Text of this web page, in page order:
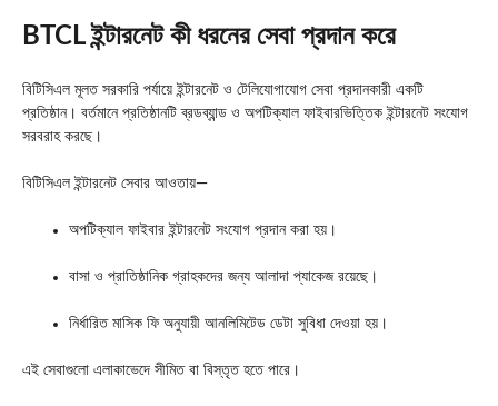
BTCL ইন্টারনেট কী ধরনের সেবা প্রদান করে
বিটিসিএল মূলত সরকারি পর্যায়ে ইন্টারনেট ও টেলিযোগাযোগ সেবা প্রদানকারী একটি
প্রতিষ্ঠান। বর্তমানে প্রতিষ্ঠানটি ব্রডব্যান্ড ও অপটিক্যাল ফাইবারভিত্তিক ইন্টারনেট সংযোগ
সরবরাহ করছে।
বিটিসিএল ইন্টারনেট সেবার আওতায়—
অপটিক্যাল ফাইবার ইন্টারনেট সংযোগ প্রদান করা হয়।
বাসা ও প্রাতিষ্ঠানিক গ্রাহকদের জন্য আলাদা প্যাকেজ রয়েছে।
নির্ধারিত মাসিক ফি অনুযায়ী আনলিমিটেড ডেটা সুবিধা দেওয়া হয়।
এই সেবাগুলো এলাকাভেদে সীমিত বা বিস্তৃত হতে পারে।